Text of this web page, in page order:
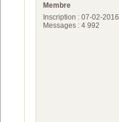
Membre
Inscription : 07-02-2016
Messages : 4 992